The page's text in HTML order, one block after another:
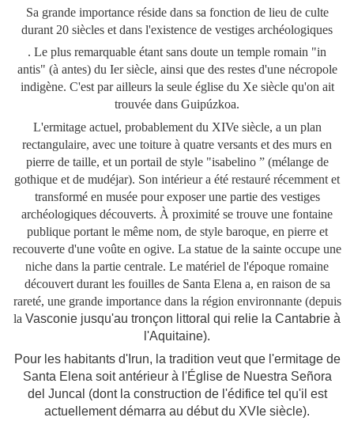
Sa grande importance réside dans sa fonction de lieu de culte
durant 20 siècles et dans l'existence de vestiges archéologiques
. Le plus remarquable étant sans doute un temple romain "in
antis" (à antes) du Ier siècle, ainsi que des restes d'une nécropole
indigène. C'est par ailleurs la seule église du Xe siècle qu'on ait
trouvée dans Guipúzkoa.
L'ermitage actuel, probablement du XIVe siècle, a un plan
rectangulaire, avec une toiture à quatre versants et des murs en
pierre de taille, et un portail de style "isabelino ” (mélange de
gothique et de mudéjar). Son intérieur a été restauré récemment et
transformé en musée pour exposer une partie des vestiges
archéologiques découverts. À proximité se trouve une fontaine
publique portant le même nom, de style baroque, en pierre et
recouverte d'une voûte en ogive. La statue de la sainte occupe une
niche dans la partie centrale. Le matériel de l'époque romaine
découvert durant les fouilles de Santa Elena a, en raison de sa
rareté, une grande importance dans la région environnante (depuis
la Vasconie jusqu'au tronçon littoral qui relie la Cantabrie à
l'Aquitaine).
Pour les habitants d'Irun, la tradition veut que l'ermitage de
Santa Elena soit antérieur à l'Église de Nuestra Señora
del Juncal (dont la construction de l'édifice tel qu'il est
actuellement démarra au début du XVIe siècle).